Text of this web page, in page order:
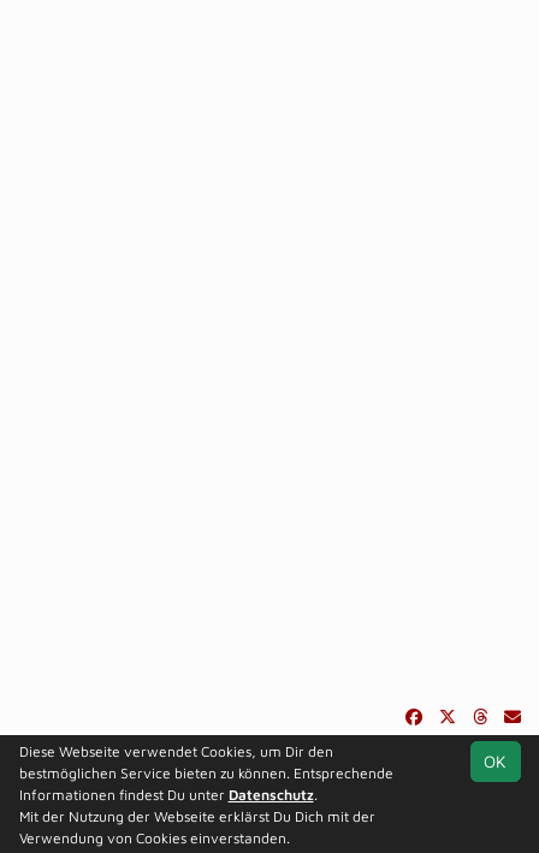
soccero.de
© 2006 - 2026
Besucherstatistik Impressum Geburtstage
OK
Diese Webseite verwendet Cookies, um Dir den
bestmöglichen Service bieten zu können. Entsprechende
Informationen findest Du unter Datenschutz.
Mit der Nutzung der Webseite erklärst Du Dich mit der
Verwendung von Cookies einverstanden.